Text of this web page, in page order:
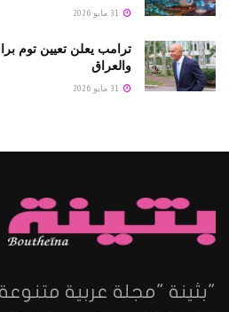
ترامب يعلن تعيين توم
والعراق
"بثينة "مجلة عربية